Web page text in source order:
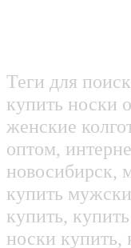
Теги для
купить носки
женские
оптом,
новосибирск,
купить
купить,
носки